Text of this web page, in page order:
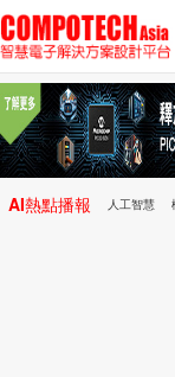
AI熱點播報 人工智慧